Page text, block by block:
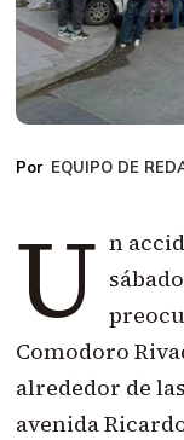
EQUIPO DE
U n
Comodoro
alrededor de
avenida